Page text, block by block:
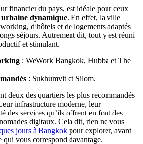
financier du pays, est idéale pour ceux
urbaine dynamique. En effet, la ville
d’hôtels et de logements adaptés
séjours. Autrement dit, tout y est réuni
et stimulant.
: WeWork Bangkok, Hubba et The
: Sukhumvit et Silom.
deux des quartiers les plus recommandés
infrastructure moderne, leur
des services qu’ils offrent en font des
digitaux. Cela dit, rien ne vous
jours à Bangkok pour explorer, avant
vous correspond davantage.